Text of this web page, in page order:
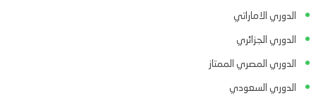
الدوري الاماراتي
الدوري الجزائري
الدوري المصري الممتاز
الدوري السعودي